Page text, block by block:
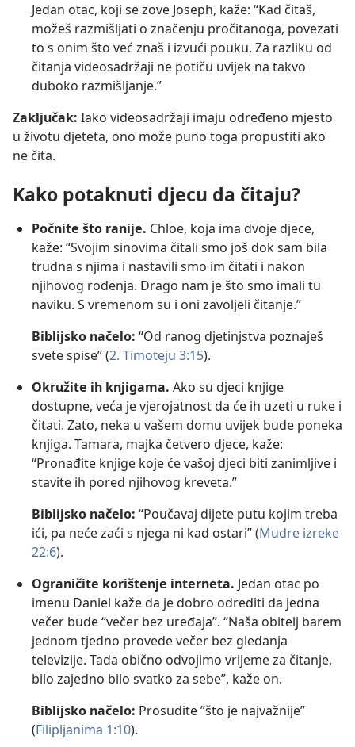
Jedan otac, koji se zove Joseph, kaže: “Kad čitaš,
možeš razmišljati o značenju pročitanoga, povezati
to s onim što već znaš i izvući pouku. Za razliku od
čitanja videosadržaji ne potiču uvijek na takvo
duboko razmišljanje.”
Zaključak: Iako videosadržaji imaju određeno mjesto
u životu djeteta, ono može puno toga propustiti ako
ne čita.
Kako potaknuti djecu da čitaju?
Počnite što ranije. Chloe, koja ima dvoje djece,
kaže: “Svojim sinovima čitali smo još dok sam bila
trudna s njima i nastavili smo im čitati i nakon
njihovog rođenja. Drago nam je što smo imali tu
naviku. S vremenom su i oni zavoljeli čitanje.”
Biblijsko načelo: “Od ranog djetinjstva poznaješ
svete spise” (2. Timoteju 3:15).
Okružite ih knjigama. Ako su djeci knjige
dostupne, veća je vjerojatnost da će ih uzeti u ruke i
čitati. Zato, neka u vašem domu uvijek bude poneka
knjiga. Tamara, majka četvero djece, kaže:
“Pronađite knjige koje će vašoj djeci biti zanimljive i
stavite ih pored njihovog kreveta.”
Biblijsko načelo: “Poučavaj dijete putu kojim treba
ići, pa neće zaći s njega ni kad ostari” (Mudre izreke
22:6).
Ograničite korištenje interneta. Jedan otac po
imenu Daniel kaže da je dobro odrediti da jedna
večer bude “večer bez uređaja”. “Naša obitelj barem
jednom tjedno provede večer bez gledanja
televizije. Tada obično odvojimo vrijeme za čitanje,
bilo zajedno bilo svatko za sebe”, kaže on.
Biblijsko načelo: Prosudite ”što je najvažnije”
(Filipljanima 1:10).